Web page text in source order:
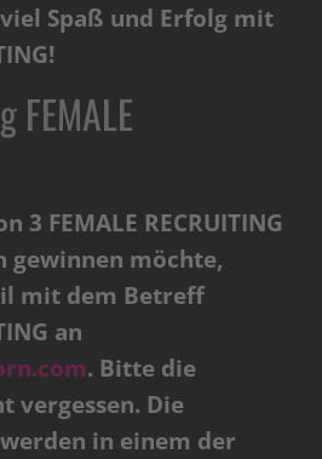
Spaß und Erfolg mit
FEMALE
3 FEMALE RECRUITING
gewinnen möchte,
mit dem Betreff
an
. Bitte die
vergessen. Die
in einem der